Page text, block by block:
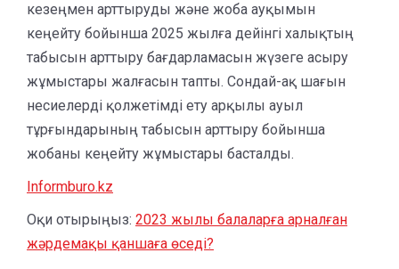
кезеңмен арттыруды және жоба ауқымын
кеңейту бойынша 2025 жылға дейінгі халықтың
табысын арттыру бағдарламасын жүзеге асыру
жұмыстары жалғасын тапты. Сондай-ақ шағын
несиелерді қолжетімді ету арқылы ауыл
тұрғындарының табысын арттыру бойынша
жобаны кеңейту жұмыстары басталды.
Informburo.kz
Оқи отырыңыз: 2023 жылы балаларға арналған
жәрдемақы қаншаға өседі?